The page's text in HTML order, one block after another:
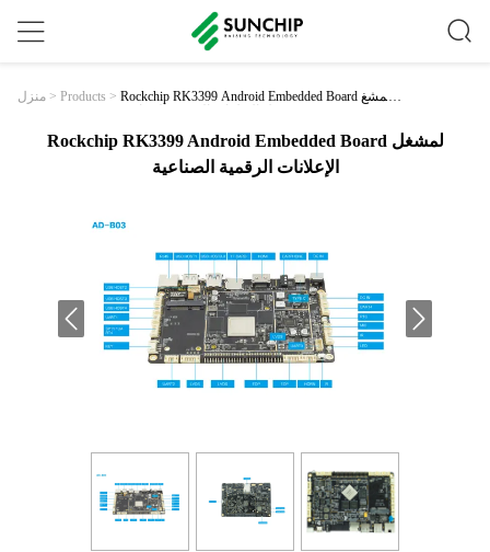
منزل > Products > Rockchip RK3399 Android Embedded Board لمشغ
ل الإعلانات الرقمية الصناعية
Rockchip RK3399 Android Embedded Board لمشغل
الإعلانات الرقمية الصناعية